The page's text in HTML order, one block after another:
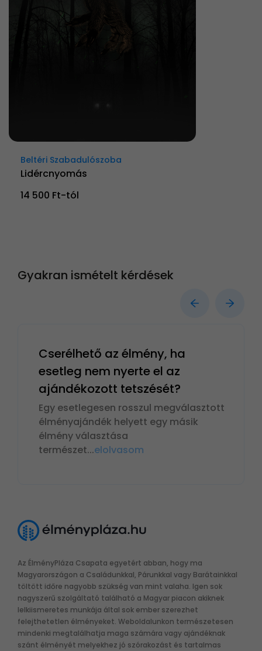
Beltéri Szabadulószoba
Lidércnyomás
14 500 Ft-tól
Gyakran ismételt kérdések
Cserélhető az élmény, ha
esetleg nem nyerte el az
ajándékozott tetszését?
Egy esetlegesen rosszul megválasztott
élményajándék helyett egy másik
élmény választása
természet...elolvasom
Az ÉlményPláza Csapata egyetért abban, hogy ma
Magyarországon a Családunkkal, Párunkkal vagy Barátainkkal
töltött időre nagyobb szükség van mint valaha. Igen sok
nagyszerű szolgáltató található a Magyar piacon akiknek
lelkiismeretes munkája által sok ember szerezhet
felejthetetlen élményeket. Weboldalunkon természetesen
mindenki megtalálhatja maga számára vagy ajándéknak
szánt élményét melyekhez jó szórakozást és tartalmas